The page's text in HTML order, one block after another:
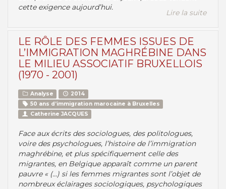
cette exigence aujourd’hui.
Lire la suite
LE RÔLE DES FEMMES ISSUES DE
L’IMMIGRATION MAGHRÉBINE DANS
LE MILIEU ASSOCIATIF BRUXELLOIS
(1970 - 2001)
Analyse
2014
50 ans d’immigration marocaine à Bruxelles
Catherine JACQUES
Face aux écrits des sociologues, des politologues,
voire des psychologues, l’histoire de l’immigration
maghrébine, et plus spécifiquement celle des
migrantes, en Belgique apparaît comme un parent
pauvre « (...) si les femmes migrantes sont l’objet de
nombreux éclairages sociologiques, psychologiques